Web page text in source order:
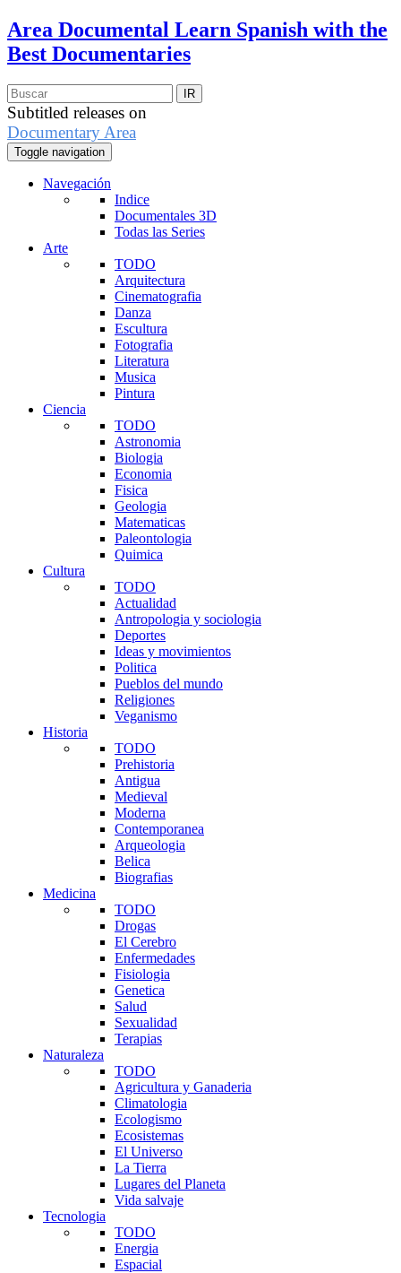
Area Documental Learn Spanish with the
Best Documentaries
Subtitled releases on
Documentary Area
Toggle navigation
Navegación
Indice
Documentales 3D
Todas las Series
Arte
TODO
Arquitectura
Cinematografia
Danza
Escultura
Fotografia
Literatura
Musica
Pintura
Ciencia
TODO
Astronomia
Biologia
Economia
Fisica
Geologia
Matematicas
Paleontologia
Quimica
Cultura
TODO
Actualidad
Antropologia y sociologia
Deportes
Ideas y movimientos
Politica
Pueblos del mundo
Religiones
Veganismo
Historia
TODO
Prehistoria
Antigua
Medieval
Moderna
Contemporanea
Arqueologia
Belica
Biografias
Medicina
TODO
Drogas
El Cerebro
Enfermedades
Fisiologia
Genetica
Salud
Sexualidad
Terapias
Naturaleza
TODO
Agricultura y Ganaderia
Climatologia
Ecologismo
Ecosistemas
El Universo
La Tierra
Lugares del Planeta
Vida salvaje
Tecnologia
TODO
Energia
Espacial